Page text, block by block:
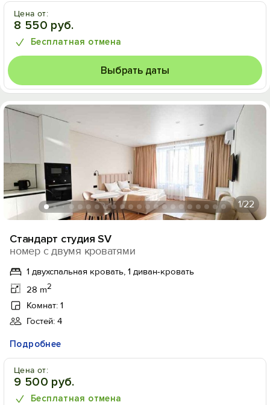
Цена от:
8 550 руб.
Бесплатная отмена
Выбрать даты
1/22
Стандарт студия SV
номер с двумя кроватями
1 двухспальная кровать, 1 диван-кровать
28 m2
Комнат: 1
Гостей: 4
Подробнее
Цена от:
9 500 руб.
Бесплатная отмена